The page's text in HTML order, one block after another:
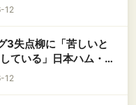
12
3失点柳に「苦しいと
ている」日本ハム・細
12